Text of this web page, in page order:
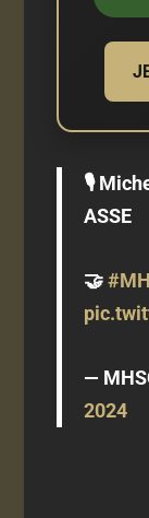
🎙
ASSE
🤝
—
2024